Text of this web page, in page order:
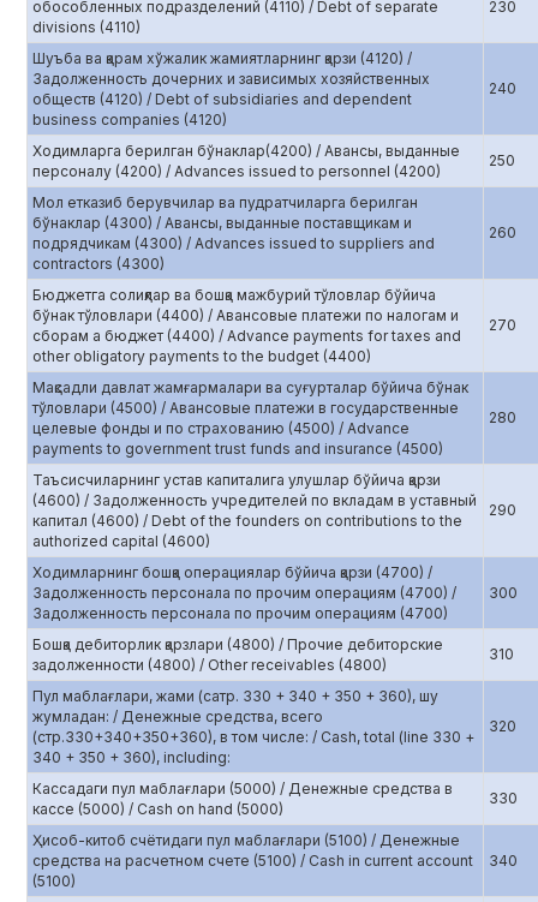
обособленных подразделений (4110) / Debt of separate
divisions (4110)
230
Шуъба ва қарам хўжалик жамиятларнинг қарзи (4120) /
Задолженность дочерних и зависимых хозяйственных
обществ (4120) / Debt of subsidiaries and dependent
business companies (4120)
240
Ходимларга берилган бўнаклар(4200) / Авансы, выданные
персоналу (4200) / Advances issued to personnel (4200)
250
Мол етказиб берувчилар ва пудратчиларга берилган
бўнаклар (4300) / Авансы, выданные поставщикам и
подрядчикам (4300) / Advances issued to suppliers and
contractors (4300)
260
Бюджетга солиқлар ва бошқа мажбурий тўловлар бўйича
бўнак тўловлари (4400) / Авансовые платежи по налогам и
сборам а бюджет (4400) / Advance payments for taxes and
other obligatory payments to the budget (4400)
270
Мақсадли давлат жамғармалари ва суғурталар бўйича бўнак
тўловлари (4500) / Авансовые платежи в государственные
целевые фонды и по страхованию (4500) / Advance
payments to government trust funds and insurance (4500)
280
Таъсисчиларнинг устав капиталига улушлар бўйича қарзи
(4600) / Задолженность учредителей по вкладам в уставный
капитал (4600) / Debt of the founders on contributions to the
authorized capital (4600)
290
Ходимларнинг бошқа операциялар бўйича қарзи (4700) /
Задолженность персонала по прочим операциям (4700) /
Задолженность персонала по прочим операциям (4700)
300
Бошқа дебиторлик қарзлари (4800) / Прочие дебиторские
задолженности (4800) / Other receivables (4800)
310
Пул маблағлари, жами (сатр. 330 + 340 + 350 + 360), шу
жумладан: / Денежные средства, всего
(стр.330+340+350+360), в том числе: / Cash, total (line 330 +
340 + 350 + 360), including:
320
Кассадаги пул маблағлари (5000) / Денежные средства в
кассе (5000) / Cash on hand (5000)
330
Ҳисоб-китоб счётидаги пул маблағлари (5100) / Денежные
средства на расчетном счете (5100) / Cash in current account
(5100)
340